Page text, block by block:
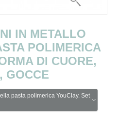
IN METALLO
POLIMERICA
DI CUORE,
GOCCE
pasta polimerica YouClay. Set